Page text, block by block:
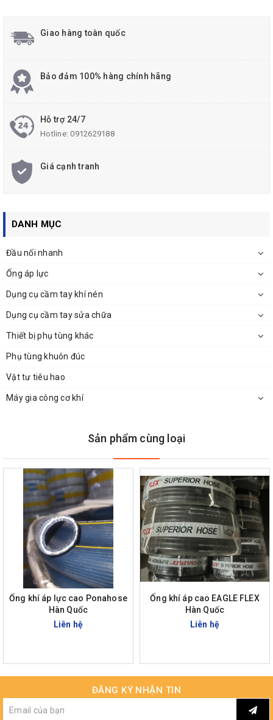
Địa chỉ mua ống SB-15 uy tín ở đâu ?
đượcCông ty TNHH Thiết Bị Phụ Tùng ASAHI
phân phối tại Việt
Hỗ trợ tư vẫn kỹ thuật Hotline 0912629188
Giao hàng toàn quốc
Bảo đảm 100% hàng chính hãng
Hỗ trợ 24/7
Hotline:0912629188
Giá cạnh tranh
DANH MỤC
Đầu nối nhanh
Ống áp lực
Dụng cụ cầm tay khí nén
Dụng cụ cầm tay sửa chữa
Thiết bị phụ tùng khác
Phụ tùng khuôn đúc
Vật tư tiêu hao
Máy gia công cơ khí
Sản phẩm cùng loại
Ống khí áp lực cao Ponahose
Hàn Quốc
Liên hệ
Ống khí áp cao EAGLE FLEX
Hàn Quốc
Liên hệ
ĐĂNG KÝ NHẬN TIN